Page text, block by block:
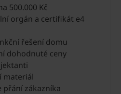
500.000 Kč
orgán a certifikát e4
řešení domu
dohodnuté ceny
materiál
přání zákazníka